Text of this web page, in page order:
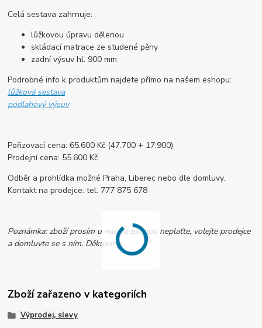
Celá sestava zahrnuje:
lůžkovou úpravu dělenou
skládací matrace ze studené pěny
zadní výsuv hl. 900 mm
Podrobné info k produktům najdete přímo na našem eshopu:
lůžková sestava
podlahový výsuv
Pořizovací cena: 65.600 Kč (47.700 + 17.900)
Prodejní cena: 55.600 Kč
Odběr a prohlídka možné Praha, Liberec nebo dle domluvy.
Kontakt na prodejce: tel. 777 875 678
Poznámka: zboží prosím u nás na eshopu neplaťte, volejte prodejce
a domluvte se s ním. Děkujeme.
Zboží zařazeno v kategoriích
Výprodej, slevy